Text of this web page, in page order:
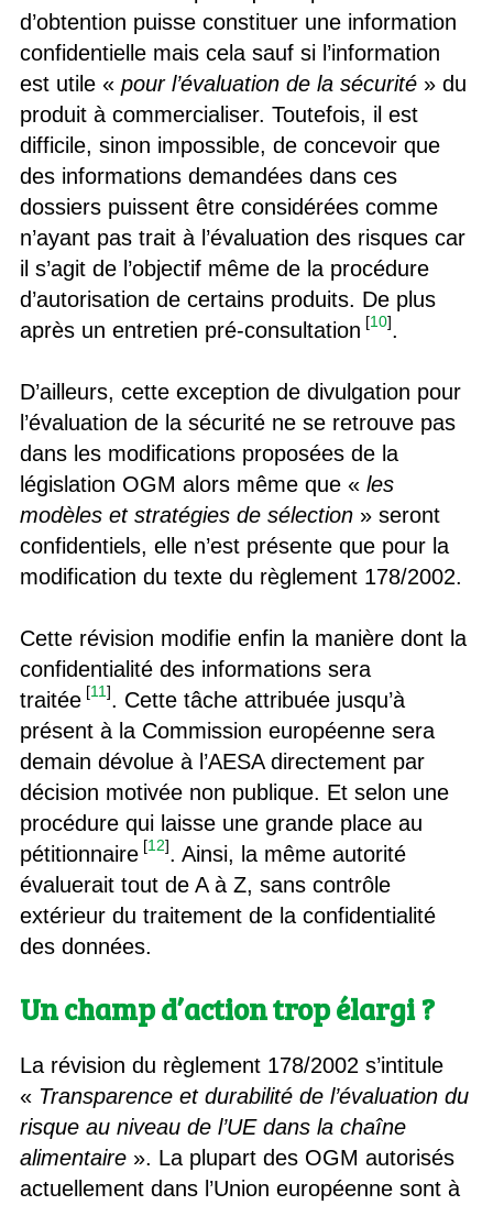
d’obtention puisse constituer une information
confidentielle mais cela sauf si l’information
est utile « pour l’évaluation de la sécurité» du
produit à commercialiser. Toutefois, il est
difficile, sinon impossible, de concevoir que
des informations demandées dans ces
dossiers puissent être considérées comme
n’ayant pas trait à l’évaluation des risques car
il s’agit de l’objectif même de la procédure
d’autorisation de certains produits. De plus
après un entretien pré-consultation [10].
D’ailleurs, cette exception de divulgation pour
l’évaluation de la sécurité ne se retrouve pas
dans les modifications proposées de la
législation OGM alors même que « les
modèles et stratégies de sélection» seront
confidentiels, elle n’est présente que pour la
modification du texte du règlement 178/2002.
Cette révision modifie enfin la manière dont la
confidentialité des informations sera
traitée [11]. Cette tâche attribuée jusqu’à
présent à la Commission européenne sera
demain dévolue à l’AESA directement par
décision motivée non publique. Et selon une
procédure qui laisse une grande place au
pétitionnaire [12]. Ainsi, la même autorité
évaluerait tout de A à Z, sans contrôle
extérieur du traitement de la confidentialité
des données.
Un champ d’action trop élargi ?
La révision du règlement 178/2002 s’intitule
« Transparence et durabilité de l’évaluation du
risque au niveau de l’UE dans la chaîne
alimentaire». La plupart des OGM autorisés
actuellement dans l’Union européenne sont à